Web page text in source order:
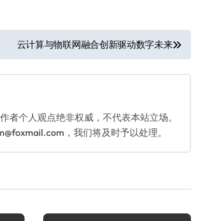
云计算与物联网融合创新驱动数字未来
者个人观点绝非权威，不代表本站立场。
，我们将及时予以处理。